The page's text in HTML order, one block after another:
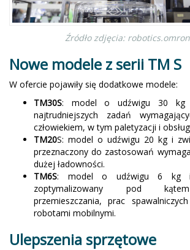
Źródło zdjęcia:
Nowe modele z serii TM S
W ofercie pojawiły się dodatkowe modele:
TM30S: model o udźwigu 30 kg
najtrudniejszych zadań
człowiekiem, w tym paletyzacji i
TM20S: model o udźwigu 20 kg i
przeznaczony do zastosowań
dużej ładowności.
TM6S: model o udźwigu 6 kg i
zoptymalizowany pod
przemieszczania, prac
robotami mobilnymi.
Ulepszenia sprzętowe